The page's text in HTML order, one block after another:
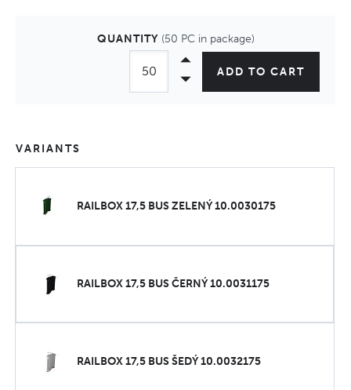
QUANTITY (50 PC in package)
ADD TO CART
VARIANTS
RAILBOX 17,5 BUS ZELENÝ 10.0030175
RAILBOX 17,5 BUS ČERNÝ 10.0031175
RAILBOX 17,5 BUS ŠEDÝ 10.0032175